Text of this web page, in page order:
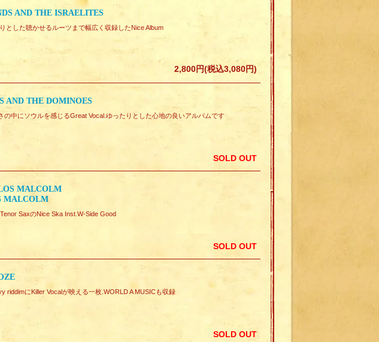
AND THE ISRAELITES
とした聴かせるルーツまで幅広く収録したNice Album
2,800円(税込3,080円)
AND THE DOMINOES
の中にソウルを感じるGreat Vocal.ゆったりとした心地の良いアルバムです
SOLD OUT
MALCOLM
MALCOLM
SaxのNice Ska Inst.W-Side Good
SOLD OUT
riddimにKiller Vocalが映える一枚.WORLD A MUSICも収録
SOLD OUT